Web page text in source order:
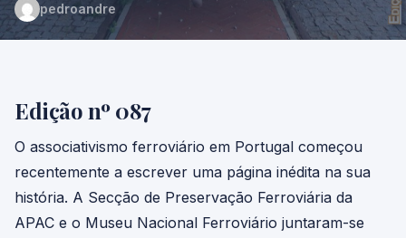
pedroandre
Edição nº 087
O associativismo ferroviário em Portugal começou
recentemente a escrever uma página inédita na sua
história. A Secção de Preservação Ferroviária da
APAC e o Museu Nacional Ferroviário juntaram-se